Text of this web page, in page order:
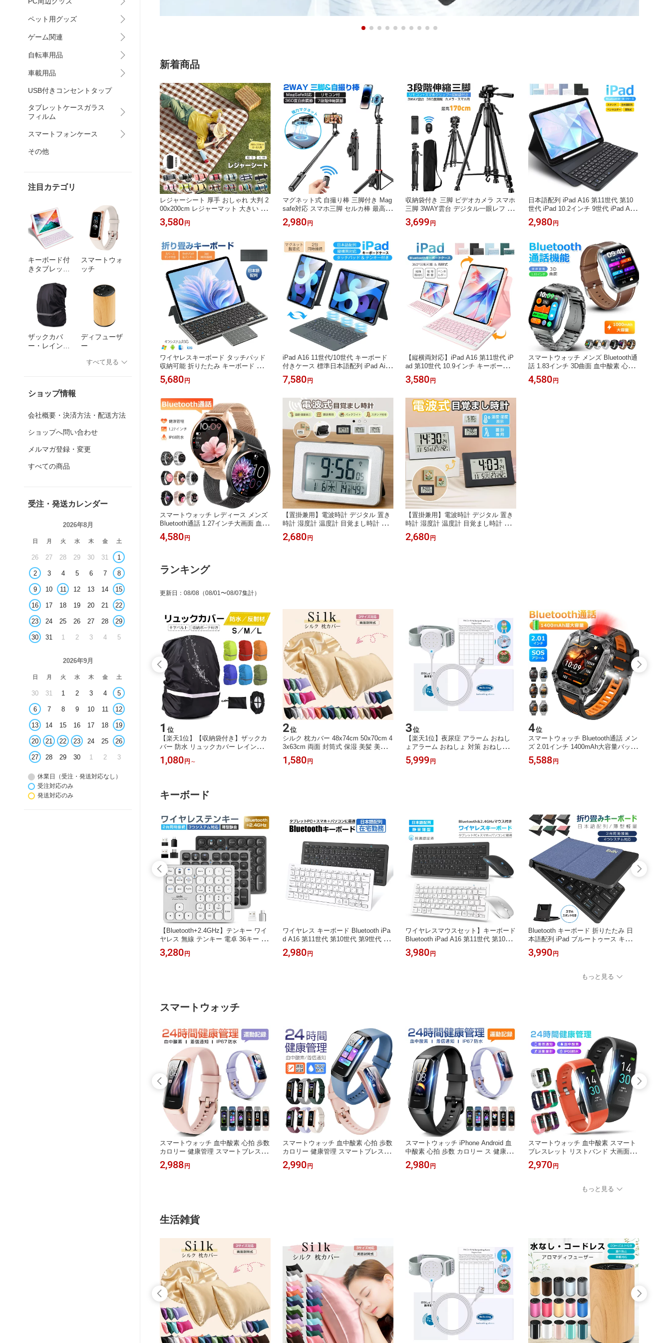
ペット用グッズ
ゲーム関連
自転車用品
車載用品
USB付きコンセントタップ
タブレットケースガラス
フィルム
スマートフォンケース
その他
注目カテゴリ
キーボード付
きタブレット
スマートウォ
ッチ
ザックカバ
ー・レインカ
ディフューザ
ー
すべて見る
ショップ情報
会社概要・決済方法・配送方法
ショップへ問い合わせ
メルマガ登録・変更
すべての商品
受注・発送カレンダー
2026年8月
日 月 火 水 木 金 土
26 27 28 29 30 31 1
2 3 4 5 6 7 8
9 10 11 12 13 14 15
16 17 18 19 20 21 22
23 24 25 26 27 28 29
30 31 1 2 3 4 5
2026年9月
日 月 火 水 木 金 土
30 31 1 2 3 4 5
6 7 8 9 10 11 12
13 14 15 16 17 18 19
20 21 22 23 24 25 26
27 28 29 30 1 2 3
休業日（受注・発送対応なし）
受注対応のみ
発送対応のみ
新着商品
レジャーシート 厚手 おしゃれ 大判 2
00x200cm レジャーマット 大きい 6人
8人 ピクニックシート 折りたたみ 収
納袋付き ピクニックマット 子供 遠足
ドアマット グランドシート 防水 コン
パクト お花見 運動会 公園 海 贈り物
送料無料
3,580 円
マグネット式 自撮り棒 三脚付き Mag
safe対応 スマホ三脚 セルカ棒 最高13
0cm 7段階伸縮 360度回転 リモコン
スマホクリップ付属 自撮棒 折り畳み
コンパクト iPhone Android カメラ対
応 1/4インチネジ 撮影録画 旅行 運動
会 送料無料
2,980 円
収納袋付き 三脚 ビデオカメラ スマホ
三脚 3WAY雲台 デジタル一眼レフ 最
高170cm 3段階伸縮 360度回転 リモコ
ン スマホクリップ 折り畳み式 自撮り
パクト スマホスタンド スマホホルダ
ー 俯瞰撮影 iPhone Android カメラ多
機種 送料無料
3,699 円
日本語配列 iPad A16 第11世代 第10
世代 iPad 10.2インチ 9世代 iPad Air 1
1インチ M4 M3 M2 Air 10.9インチ キ
ーボード ケース 着脱式 iPad Pro 11
ンチ Bluetooth キーボード 手帳型カ
バー ワイヤレスキーボード 技適認証
Ewin 送料無料
2,980 円
ワイヤレスキーボード タッチパッド
収納可能 折りたたみ キーボード 標準
日本語配列 キーボード Bluetooth カ
バースタンド付き テンキー搭載 3台
ype-C充電式 パソコン iPad iPhoneス
マホ用 静音 持ち運び簡単 軽量 薄型
Ewin 送料無料
5,680 円
iPad A16 11世代/10世代 キーボード
付きケース 標準日本語配列 iPad Air 1
1インチ M3/M2 10.9インチ 第4/5世代
Pro 11インチ 第1/2/3/4世代 マグネッ
ード カバー タッチパッド テンキー付
き 2台同時接続可 薄型 軽量 Ewin 送
料無料
7,580 円
【縦横両対応】iPad A16 第11世代 iP
ad 第10世代 10.9インチ キーボード
ケース 着脱式 360°回転 iPad Air 11イ
ンチ M4 M3 M2 ワイヤレスキーボー
ード iPad Pro キーボードカバー ペン
収納 磁気吸着 US配列 超長待機 Ewin
3,580 円
スマートウォッチ メンズ Bluetooth通
話 1.83インチ 3D曲面 血中酸素 心拍
歩数 カロリー 健康管理 スマートブレ
スレット 着信通知 IP68防水 リストバ
4,580 円
スマートウォッチ レディース メンズ
Bluetooth通話 1.27インチ大画面 血中
酸素 心拍 歩数 カロリー スマートブ
レスレット 健康管理 腕時計 着信通知
通知 iPhone Android ギフト 新QS80
送料無料
4,580 円
【置掛兼用】電波時計 デジタル 置き
時計 湿度計 温度計 目覚まし時計 お
しゃれ 壁掛け スタンド付き LCD表示
クロック 置時計 大音量 カレンダー
2,680 円
【置掛兼用】電波時計 デジタル 置き
時計 湿度計 温度計 目覚まし時計 お
しゃれ 壁掛け スタンド付き クロック
置時計 大音量 カレンダー 曜日 アラ
2,680 円
ランキング
更新日 ： 08/08 （08/01〜08/07集計）
15位
マグネット式 自撮り棒 三脚付き Mag
safe対応 スマホ三脚 セルカ棒 最高13
0cm 7段階伸縮 360度回転 リモコン
スマホクリップ付属 自撮棒 折り畳み
式 三脚スタンド デジカメ 三脚 軽量
コンパクト iPhone Android カメラ対
応 1/4インチネジ 撮影録画 旅行 運動
会 送料無料
2,980円
1 位
【楽天1位】【収納袋付き】ザックカ
バー 防水 リュックカバー レインカバ
ー 十字ベルト ランドセルカバー バッ
クパックカバー S M Lサイズ 撥水 反
L 30L 35L 40L 55L 送料無料
1,080 円 ～
2位
シルク 枕カバー 48x74cm 50x70cm 4
3x63cm 両面 封筒式 保湿 美髪 美容
絹 洗える ピローケース まくらカバー
シルク カバー 寝具 ピローカバー 子
1,580 円
3位
【楽天1位】夜尿症 アラーム おねし
ょアラーム おねしょ 対策 おねしょの
治療や改善に 夜尿症対策おねしょモ
ニター 夜尿症アラーム おねしょ改善
5,999 円
4位
スマートウォッチ Bluetooth通話 メン
ズ 2.01インチ 1400mAh大容量バッテ
リー 血中酸素 心拍 歩数 カロリー 健
康管理 スマートブレスレット 着信通
5,588 円
キーボード
【Bluetooth+2.4GHz】テンキー ワイ
ヤレス 無線 テンキー 電卓 36キー 数
字キーボード Bluetooth テンキーボー
ド ワイヤレス テンキーパッド numlo
3,280 円
ワイヤレス キーボード Bluetooth iPa
d A16 第11世代 第10世代 第9世代 日
本語配列 JIS配列 小型 静音 スリム コ
ンパクト かな入力 ブルートゥース P
2,980 円
ワイヤレスマウスセット】キーボード
Bluetooth iPad A16 第11世代 第10世
代 第9世代 日本語配列 ワイヤレスキ
ーボード Bluetooth マウス 小型 静音
3,980 円
Bluetooth キーボード 折りたたみ 日
本語配列 iPad ブルートゥース キーボ
ード ワイヤレスキーボード iOS Andr
oid Window Mac対応 iPhone スマホス
イパッド タブレット マルチペアリン
グ スマホスタンド付 軽量 薄型 在宅
3,990 円
もっと見る
スマートウォッチ
スマートウォッチ 血中酸素 心拍 歩数
カロリー 健康管理 スマートブレスレ
ット リストバンド 腕時計 着信通知 I
P67防水 睡眠検測 生理期 長い待機時
2,988 円
スマートウォッチ 血中酸素 心拍 歩数
カロリー 健康管理 スマートブレスレ
ット iPhone Android リストバンド 腕
時計 着信通知 IP67防水 睡眠検測 生
2,990 円
スマートウォッチ iPhone Android 血
中酸素 心拍 歩数 カロリー ス 健康管
理 マートブレスレット リストバンド
腕時計 着信通知 IP67防水 睡眠検測
2,980 円
スマートウォッチ 血中酸素 スマート
ブレスレット リストバンド 大画面 活
動量計 歩数計 心拍 IPX68防水 睡眠検
測 座りがち注意 飲水通知 SMS通知
老 レディース メンズ S5 技適認証 送
2,970 円
もっと見る
生活雑貨